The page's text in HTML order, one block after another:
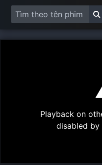
Playback on
disabled by